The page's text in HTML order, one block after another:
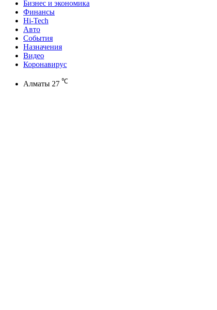
Бизнес и экономика
Финансы
Hi-Tech
Авто
События
Назначения
Видео
Коронавирус
Алматы 27 ℃